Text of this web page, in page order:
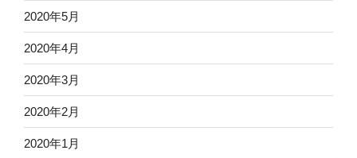
2020年5月
2020年4月
2020年3月
2020年2月
2020年1月